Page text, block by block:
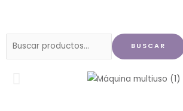
Buscar
BUSCAR